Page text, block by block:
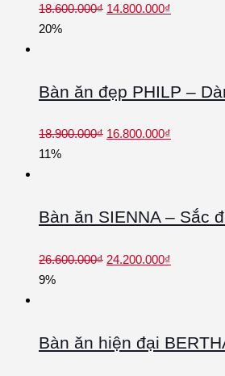
18.600.000₫ 14.800.000₫
20%
Bàn ăn đẹp PHILP –
18.900.000₫ 16.800.000₫
11%
Bàn ăn SIENNA – Sắc
26.600.000₫ 24.200.000₫
9%
Bàn ăn hiện đại